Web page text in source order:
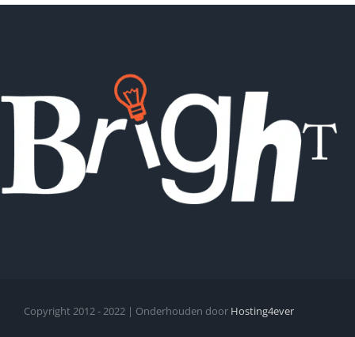
Copyright 2012 - 2022 | Onderhouden door Hosting4ever